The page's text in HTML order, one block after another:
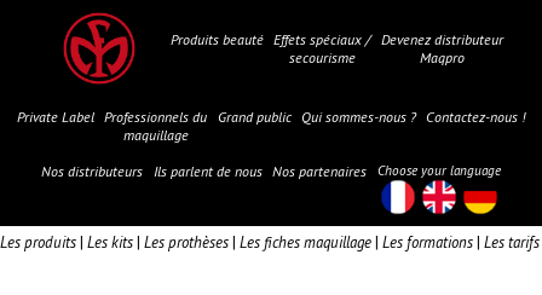
Produits beauté Effets spéciaux /
secourisme
Devenez distributeur
Maqpro
Private Label Professionnels du
maquillage
Grand public Qui sommes-nous ? Contactez-nous !
Nos distributeurs Ils parlent de nous Nos partenaires Choose your language
Les produits| Les kits| Les prothèses| Les fiches maquillage| Les formations| Les tarifs